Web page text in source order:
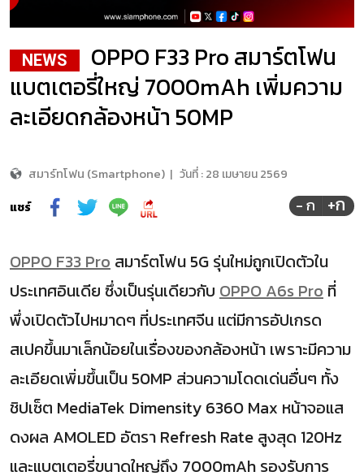
NEWS
OPPO F33 Pro สมาร์ตโฟน
แบตเตอรี่ใหญ่ 7000mAh เพิ่มความ
ละเอียดกล้องหน้า 50MP
สมาร์ทโฟน (Smartphone) | วันที่ :28 เมษายน 2569
แชร์
- ก +ก
OPPO F33 Pro สมาร์ตโฟน 5G รุ่นใหม่ถูกเปิดตัวใน
ประเทศอินเดีย ซึ่งเป็นรุ่นเดียวกับ OPPO A6s Pro ที่
พึ่งเปิดตัวไปหมาดๆ ที่ประเทศจีน แต่มีการอัปเกรด
สเปคขึ้นมาเล็กน้อยในเรื่องของกล้องหน้า เพราะมีความ
ละเอียดเพิ่มขึ้นเป็น 50MP ส่วนความโดดเด่นอื่นๆ ทั้ง
ชิปเซ็ต MediaTek Dimensity 6360 Max หน้าจอแส
ดงผล AMOLED อัตรา Refresh Rate สูงสุด 120Hz
และแบตเตอรี่ขนาดใหญ่ถึง 7000mAh รองรับการ